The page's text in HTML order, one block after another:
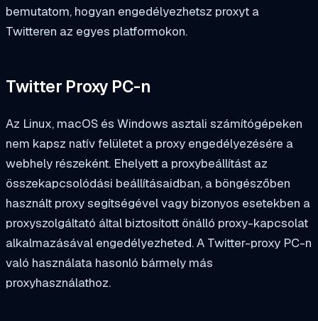
bemutatom, hogyan engedélyezhetsz proxyt a
Twitteren az egyes platformokon.
Twitter Proxy PC-n
Az Linux, macOS és Windows asztali számítógépeken
nem kapsz natív felületet a proxy engedélyezésére a
webhely részeként. Ehelyett a proxybeállítást az
összekapcsolódási beállításaidban, a böngészőben
használt proxy segítségével vagy bizonyos esetekben a
proxyszolgáltató által biztosított önálló proxy-kapcsolat
alkalmazásával engedélyezheted. A Twitter-proxy PC-n
való használata hasonló bármely más
proxyhasználathoz.